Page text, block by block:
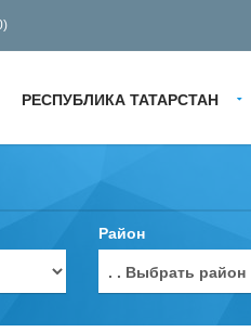
)
РЕСПУБЛИКА ТАТАРСТАН
Район
. . Выбрать район